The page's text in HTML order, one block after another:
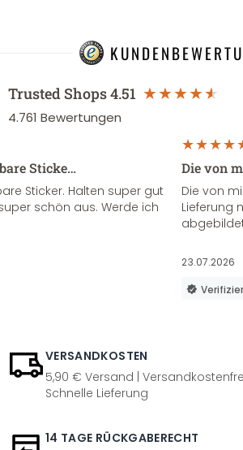
Trusted Shops4.51
4.761 Bewertungen
Sticke…
Sticker. Halten super gut
schön aus. Werde ich
Die von
Die von
Lieferung
23.07.2026
VERSANDKOSTEN
5,90 € Versand |
Schnelle Lieferung
14 TAGE RÜCKGABERECHT